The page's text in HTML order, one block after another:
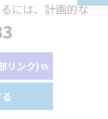
には、計画的な
ンの役割を「集
ごとに整理し、
ょう。さらに、
ンペーン情報の
要です。
リンク)